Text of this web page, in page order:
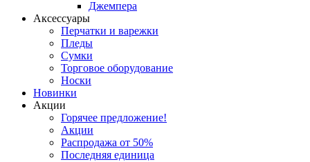
Джемпера
Аксессуары
Перчатки и варежки
Пледы
Сумки
Торговое оборудование
Носки
Новинки
Акции
Горячее предложение!
Акции
Распродажа от 50%
Последняя единица